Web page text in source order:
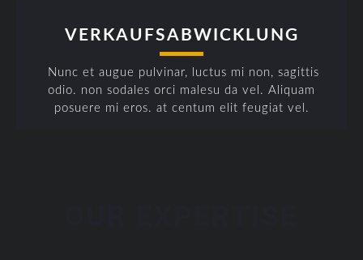
VERKAUFSABWICKLUNG
Nunc et augue pulvinar, luctus mi non, sagittis
odio. non sodales orci malesu da vel. Aliquam
posuere mi eros. at centum elit feugiat vel.